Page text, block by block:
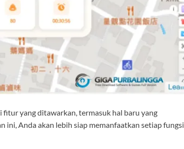
fitur yang ditawarkan, termasuk hal baru yang
ini, Anda akan lebih siap memanfaatkan setiap fungsi